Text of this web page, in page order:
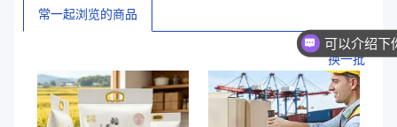
常一起浏览的商品
换一批